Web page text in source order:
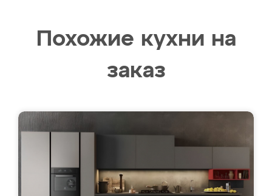
Похожие кухни на
заказ